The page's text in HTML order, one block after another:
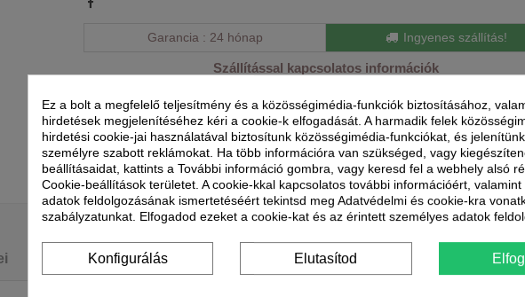
Garancia 24 hónap Ingyenes szállítás!
Szállítással kapcsolatos információk
Munkanapokon: reggel 8 és
között
Részletek Tekno point
Ez a bolt a megfelelő teljesítmény és a közösségimédia-funkciók biztosításához,
hirdetések megjelenítéséhez kéri a cookie-k elfogadását. A harmadik felek
hirdetési cookie-jai használatával biztosítunk közösségimédia-funkciókat, és
személyre szabott reklámokat. Ha több információra van szükséged, vagy
beállításaidat, kattints a További információ gombra, vagy keresd fel a webhely alsó
Cookie-beállítások területet. A cookie-kkal kapcsolatos további információért,
adatok feldolgozásának ismertetéséért tekintsd meg Adatvédelmi és cookie-kra
szabályzatunkat. Elfogadod ezeket a cookie-kat és az érintett személyes adatok
Konfigurálás Elutasítod